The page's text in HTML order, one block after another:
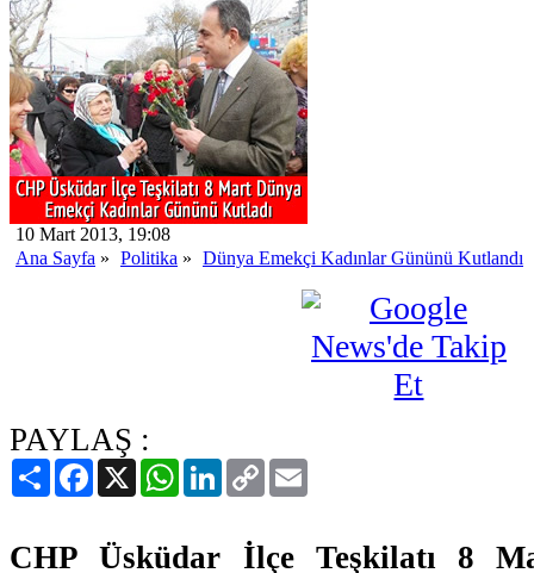
10 Mart 2013, 19:08
Ana Sayfa » Politika » Dünya Emekçi Kadınlar Gününü Kutlandı
PAYLAŞ :
PaylaşFacebook
X WhatsAppLinkedIn
Copy
Link
CHP Üsküdar İlçe Teşkilatı 8